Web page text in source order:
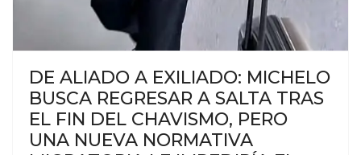
DE ALIADO A EXILIADO: MICHELO
BUSCA REGRESAR A SALTA TRAS
EL FIN DEL CHAVISMO, PERO
UNA NUEVA NORMATIVA